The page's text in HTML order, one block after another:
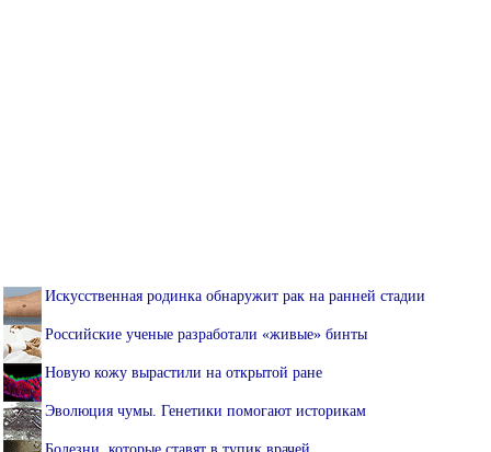
Искусственная родинка обнаружит рак на ранней стадии
Российские ученые разработали «живые» бинты
Новую кожу вырастили на открытой ране
Эволюция чумы. Генетики помогают историкам